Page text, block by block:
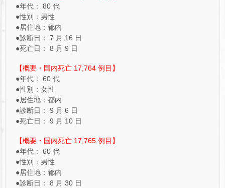
●年代： 80 代
●性別：男性
●居住地：都内
●診断日： 7 月 16 日
●死亡日： 8 月 9 日
【概要・国内死亡 17,764 例目】
●年代： 60 代
●性別：女性
●居住地：都内
●診断日： 9 月 6 日
●死亡日： 9 月 10 日
【概要・国内死亡 17,765 例目】
●年代： 60 代
●性別：男性
●居住地：都内
●診断日： 8 月 30 日